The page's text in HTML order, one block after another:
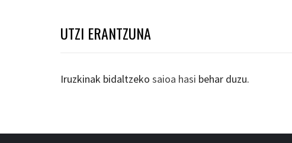
UTZI ERANTZUNA
Iruzkinak bidaltzeko saioa hasi behar duzu.